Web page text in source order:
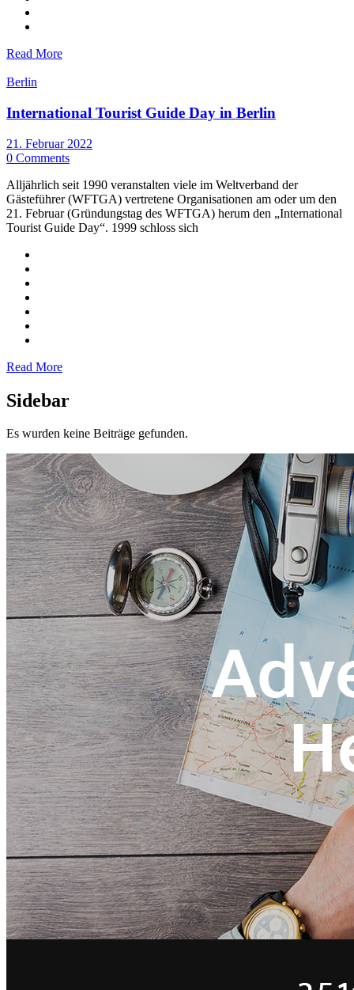
Read More
Berlin
International Tourist Guide Day in Berlin
21. Februar 2022
0 Comments
Alljährlich seit 1990 veranstalten viele im Weltverband der
Gästeführer (WFTGA) vertretene Organisationen am oder um den
21. Februar (Gründungstag des WFTGA) herum den „International
Tourist Guide Day“. 1999 schloss sich
Read More
Sidebar
Es wurden keine Beiträge gefunden.